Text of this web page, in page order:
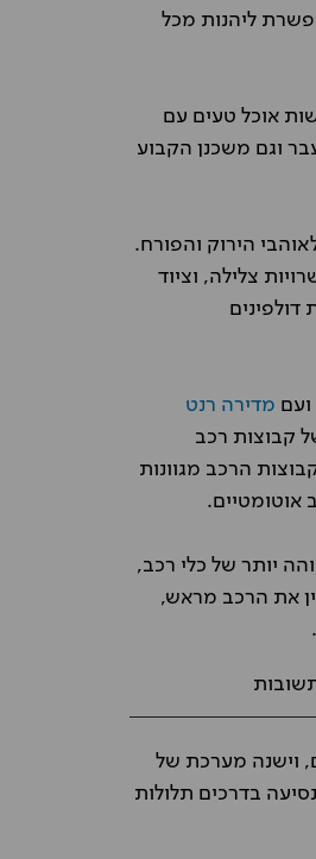
ליהנות מכל
אוכל טעים עם
וגם משכנן הקבוע
הירוק והפורח.
צלילה, וציוד
מדירה רנט
קבוצות רכב
הרכב מגוונות
אוטומטיים.
יותר של כלי רכב,
את הרכב מראש,
וישנה מערכת של
בדרכים תלולות
כל הכבוד.